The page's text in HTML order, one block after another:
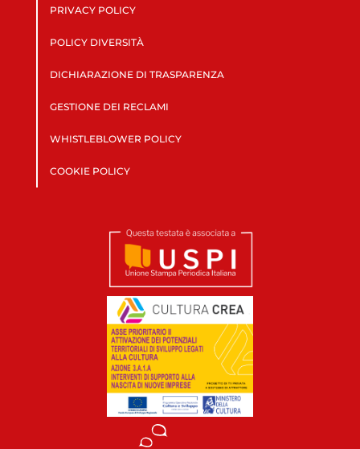
PRIVACY POLICY
POLICY DIVERSITÀ
DICHIARAZIONE DI TRASPARENZA
GESTIONE DEI RECLAMI
WHISTLEBLOWER POLICY
COOKIE POLICY